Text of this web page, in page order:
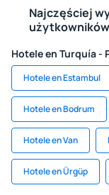
Najczęściej
Hotele en Turquía -
Hotele en Estambul
Hotele en Bodrum
Hotele en Van
Hotele en Ürgüp